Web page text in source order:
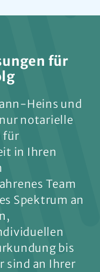
für
Heins und
notarielle
für
in Ihren
Team
Spektrum an
bis
sind an Ihrer